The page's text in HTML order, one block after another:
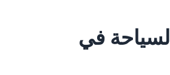
السياحة في